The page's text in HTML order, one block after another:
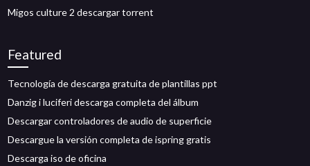
Migos culture 2 descargar torrent
Featured
Tecnología de descarga gratuita de plantillas ppt
Danzig i luciferi descarga completa del álbum
Descargar controladores de audio de superficie
Descargue la versión completa de ispring gratis
Descarga iso de oficina